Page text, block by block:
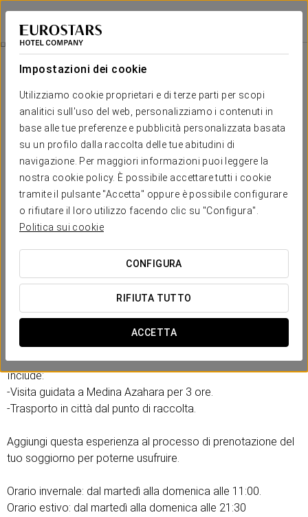
Impostazioni dei cookie
Utilizziamo cookie proprietari e di terze parti per scopi
analitici sull'uso del web, personalizziamo i contenuti in
base alle tue preferenze e pubblicità personalizzata basata
su un profilo dalla raccolta delle tue abitudini di
navigazione. Per maggiori informazioni puoi leggere la
nostra cookie policy. È possibile accettare tutti i cookie
tramite il pulsante "Accetta" oppure è possibile configurare
o rifiutare il loro utilizzo facendo clic su "Configura".
Politica sui cookie
CONFIGURA
RIFIUTA TUTTO
ACCETTA
Eurostars Conquistador
CORDOVA
Scopri Medina Azahara
30€
Scopri Medina Azahara
Scopri il fascino di una delle meraviglie di Córdoba, uno dei
siti archeologici più importanti della Spagna, la città del
Califfato di Medina Azahara, dichiarata Patrimonio
dell'Umanità dall'UNESCO, una visita essenziale durante il tuo
soggiorno a Córdoba e il piano perfetto per un mattina o
notte d'estate
Include:
-Visita guidata a Medina Azahara per 3 ore.
-Trasporto in città dal punto di raccolta.
Aggiungi questa esperienza al processo di prenotazione del
tuo soggiorno per poterne usufruire.
Orario invernale: dal martedì alla domenica alle 11:00.
Orario estivo: dal martedì alla domenica alle 21:30